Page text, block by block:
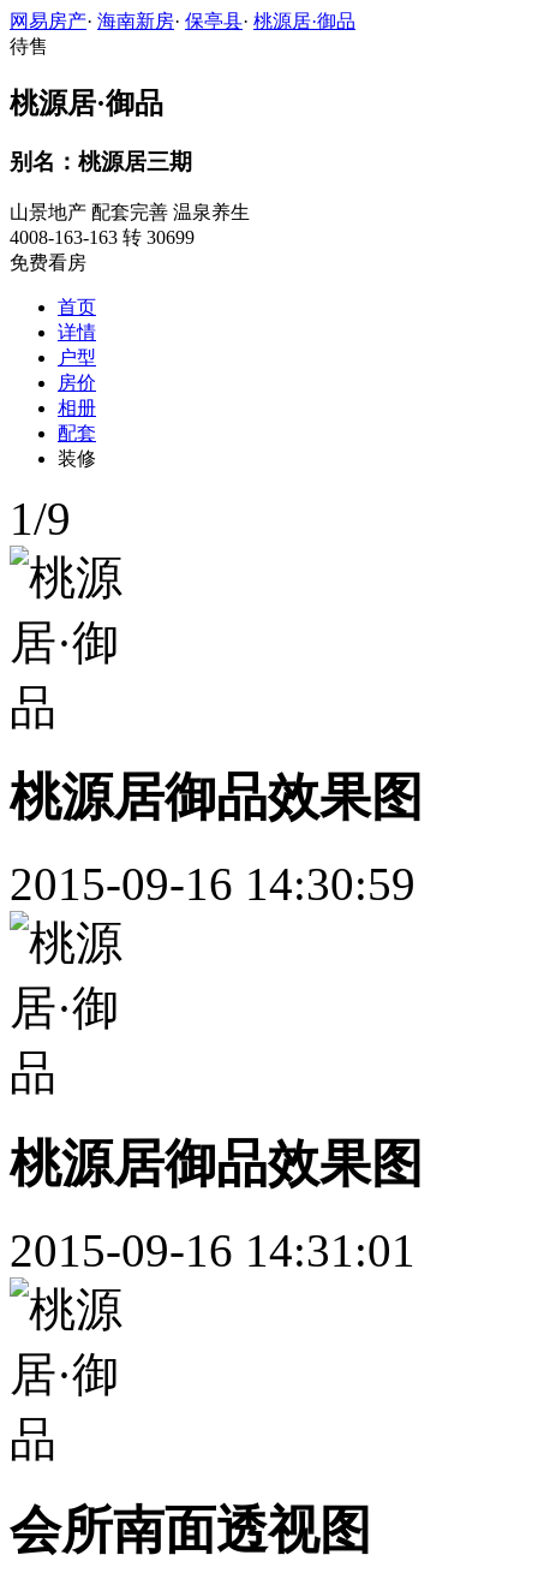
网易房产· 海南新房· 保亭县· 桃源居·御品
待售
桃源居·御品
别名：桃源居三期
山景地产 配套完善 温泉养生
4008-163-163 转 30699
免费看房
首页
详情
户型
房价
相册
配套
装修
1/9
桃源居御品效果图
2015-09-16 14:30:59
桃源居御品效果图
2015-09-16 14:31:01
会所南面透视图